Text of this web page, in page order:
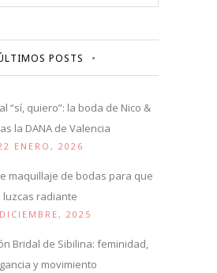
POSTS
“sí, quiero”: la boda de Nico &
la DANA de Valencia
ENERO, 2026
maquillaje de bodas para que
luzcas radiante
2025
Bridal de Sibilina: feminidad,
y movimiento